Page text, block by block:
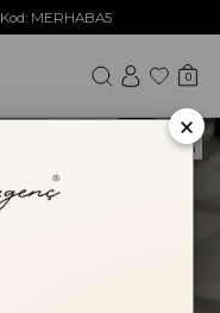
Kod: MERHABA5
0
Yeni Ürün
×